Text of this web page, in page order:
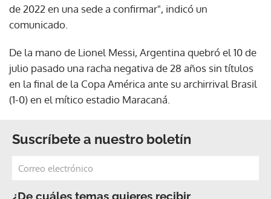
de 2022 en una sede a confirmar", indicó un
comunicado.
De la mano de Lionel Messi, Argentina quebró el 10 de
julio pasado una racha negativa de 28 años sin títulos
en la final de la Copa América ante su archirrival Brasil
(1-0) en el mítico estadio Maracaná.
Suscríbete a nuestro boletín
¿De cuáles temas quieres recibir